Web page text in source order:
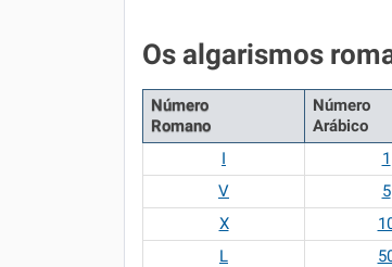
Os algarismos
Número
Romano
Número
Arábico
I
1
V
5
X
L